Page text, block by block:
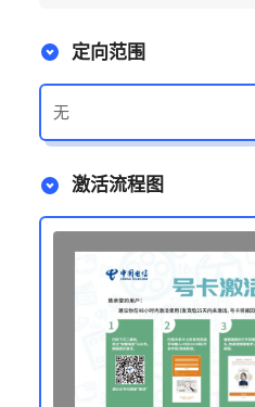
定向范围
无
激活流程图